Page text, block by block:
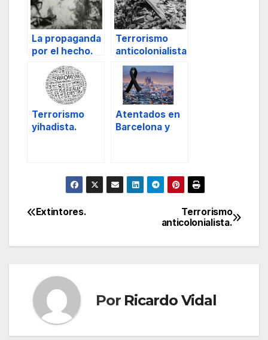
La propaganda
por el hecho.
Terrorismo
anticolonialista
Terrorismo
yihadista.
Atentados en
Barcelona y
Navegación
de
Terrorismo
anticolonialista.
Extintores.
Por Ricardo Vidal